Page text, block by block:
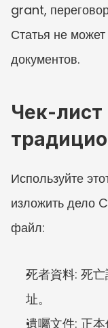
grant,
Статья не
документов.
Чек-лист
Используйте
изложить дело
файл:
死者資料: 死
址。
遺囑文件: 正